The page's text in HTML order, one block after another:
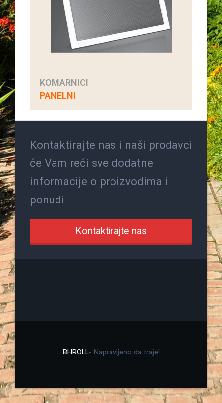
KOMARNICI
PANELNI
Kontaktirajte nas i naši prodavci
će Vam reći sve dodatne
informacije o proizvodima i
ponudi
Kontaktirajte nas
BHROLL- Napravljeno da traje!